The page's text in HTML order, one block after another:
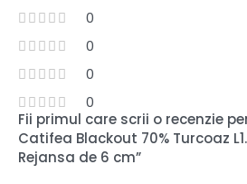
0
0
0
0
Fii primul care scrii o recenzie
Catifea Blackout 70% Turcoaz
Rejansa de 6 cm”